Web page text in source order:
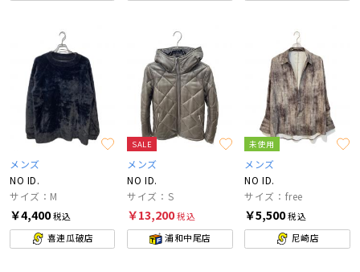
メンズ
NO ID.
サイズ：M
￥4,400税込
喜連瓜破店
SALE
メンズ
NO ID.
サイズ：S
￥13,200税込
浦和中尾店
未使用
メンズ
NO ID.
サイズ：free
￥5,500税込
尼崎店